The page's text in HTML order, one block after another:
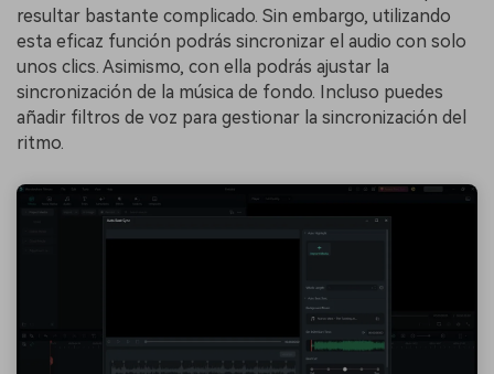
resultar bastante complicado. Sin embargo, utilizando
esta eficaz función podrás sincronizar el audio con solo
unos clics. Asimismo, con ella podrás ajustar la
sincronización de la música de fondo. Incluso puedes
añadir filtros de voz para gestionar la sincronización del
ritmo.